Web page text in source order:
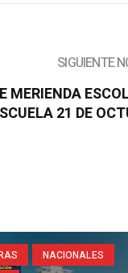
SIGUIENTE
MERIENDA
21 DE
NACIONALES